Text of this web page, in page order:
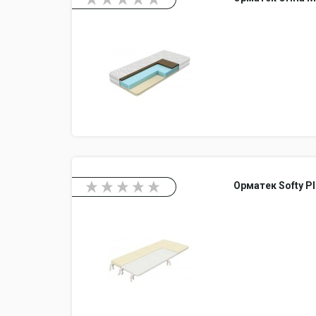
Орматек Softy